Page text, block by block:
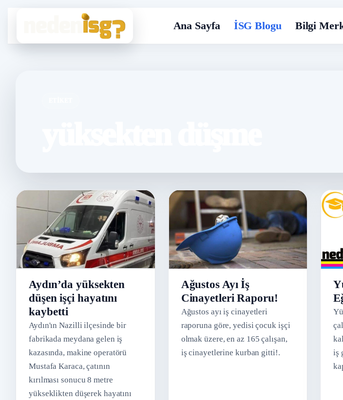
Ana Sayfa İSG Blogu Bilgi
Aydın’da yüksekten
düşen işçi hayatını
kaybetti
Aydın'ın Nazilli ilçesinde bir
fabrikada meydana gelen iş
kazasında, makine operatörü
Mustafa Karaca, çatının
kırılması sonucu 8 metre
yükseklikten düşerek hayatını
Ağustos Ayı İş
Cinayetleri Raporu!
Ağustos ayı iş cinayetleri
raporuna göre, yedisi çocuk işçi
olmak üzere, en az 165 çalışan,
iş cinayetlerine kurban gitti!.
iş